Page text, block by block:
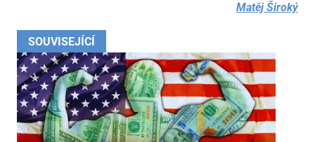
SOUVISEJÍCÍ
Matěj Široký